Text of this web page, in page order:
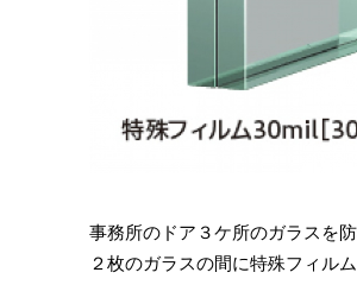
事務所のドア３ケ所のガラスを
２枚のガラスの間に特殊フィル